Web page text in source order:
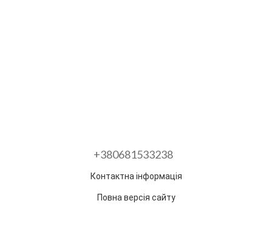
+380681533238
Контактна інформація
Повна версія сайту